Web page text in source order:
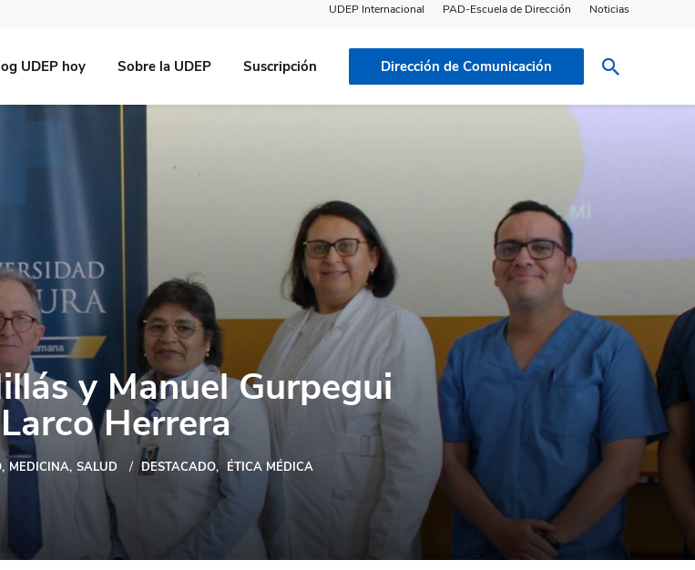
UDEP Internacional PAD-Escuela de Dirección Noticias
UDEP hoy Sobre la UDEP Suscripción Dirección de Comunicación
y Manuel Gurpegui
Herrera
MEDICINA SALUD DESTACADO ÉTICA MÉDICA